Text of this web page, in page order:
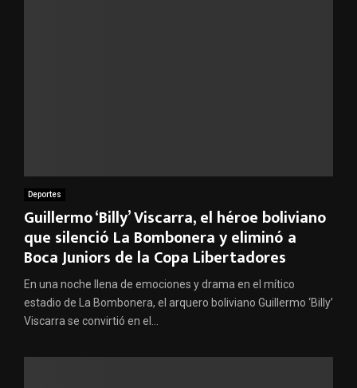
Deportes
Guillermo ‘Billy’ Viscarra, el héroe boliviano
que silenció La Bombonera y eliminó a
Boca Juniors de la Copa Libertadores
En una noche llena de emociones y drama en el mítico
estadio de La Bombonera, el arquero boliviano Guillermo ‘Billy’
Viscarra se convirtió en el...